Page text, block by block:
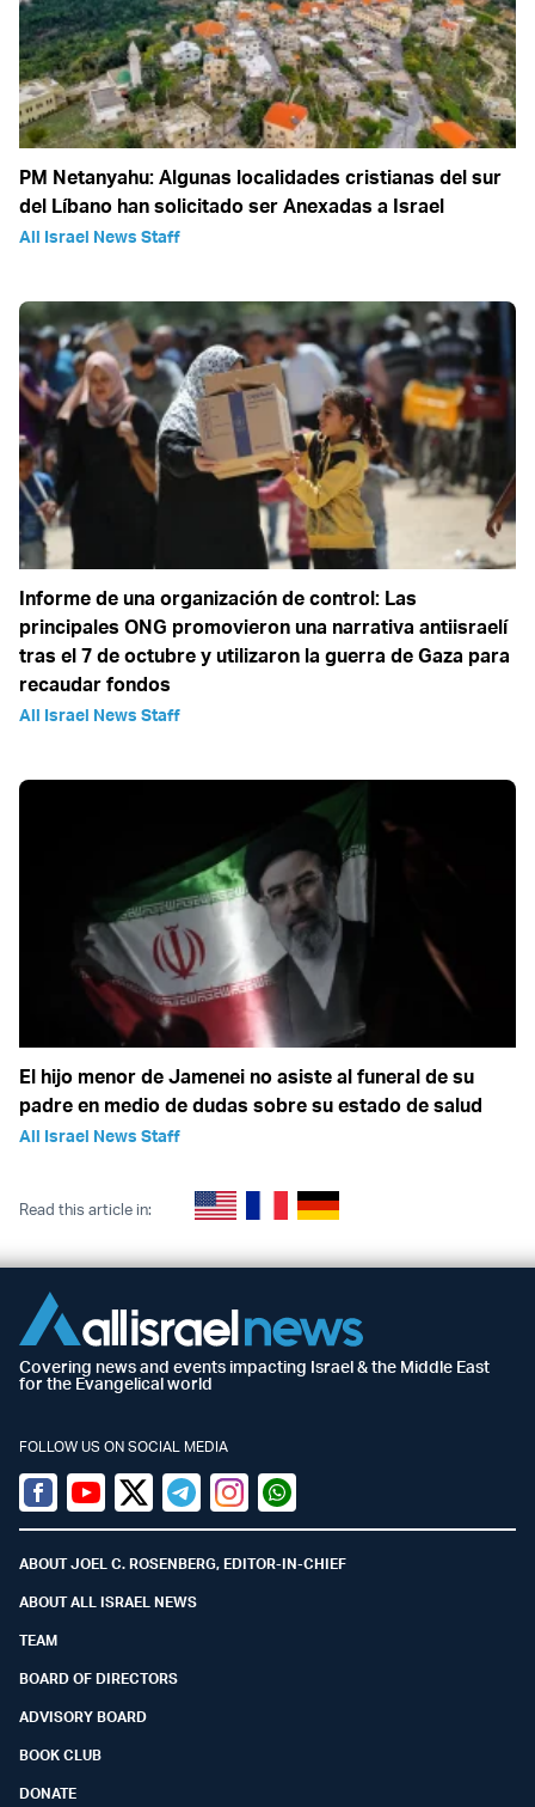
PM Netanyahu: Algunas localidades cristianas del sur
del Líbano han solicitado ser Anexadas a Israel
All Israel News Staff
Informe de una organización de control: Las
principales ONG promovieron una narrativa antiisraelí
tras el 7 de octubre y utilizaron la guerra de Gaza para
recaudar fondos
All Israel News Staff
El hijo menor de Jamenei no asiste al funeral de su
padre en medio de dudas sobre su estado de salud
All Israel News Staff
Read this article in:
Covering news and events impacting Israel & the Middle East
for the Evangelical world
FOLLOW US ON SOCIAL MEDIA
Facebook
YoutubeTwitter (X)
TelegramInstagramWhatsapp
ABOUT JOEL C. ROSENBERG, EDITOR-IN-CHIEF
ABOUT ALL ISRAEL NEWS
TEAM
BOARD OF DIRECTORS
ADVISORY BOARD
BOOK CLUB
DONATE